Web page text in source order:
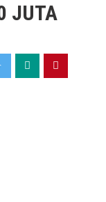
JUTA